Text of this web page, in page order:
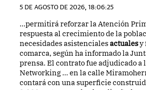
5 DE AGOSTO DE 2026, 18:06:25
...permitirá reforzar la Atención
respuesta al crecimiento de la
necesidades asistencialesactualesy
comarca, según ha informado la
prensa. El contrato fue adjudicado a
Networking ... en la calle
contará con una superficie